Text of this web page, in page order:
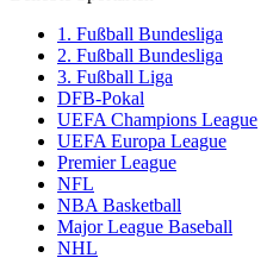
1. Fußball Bundesliga
2. Fußball Bundesliga
3. Fußball Liga
DFB-Pokal
UEFA Champions League
UEFA Europa League
Premier League
NFL
NBA Basketball
Major League Baseball
NHL